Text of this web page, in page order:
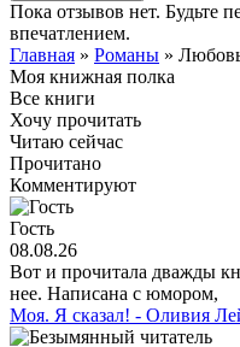
Пока отзывов нет. Будьте
впечатлением.
Главная » Романы »
Моя книжная полка
Все книги
Хочу прочитать
Читаю сейчас
Прочитано
Комментируют
Гость
08.08.26
Вот и прочитала дважды
нее. Написана с юмором,
Моя. Я сказал! - Оливия